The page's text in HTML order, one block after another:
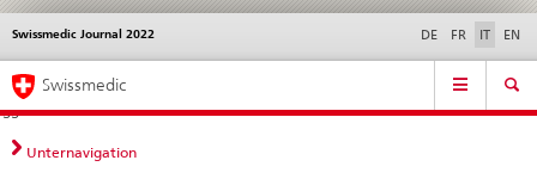
Navigazione
diretta:
novità,
aspetti
Novità &
norme
Contatto | Supporto &
aiuto
Swissmedic Journal 2022 DE FR IT EN
Service
Navigation
Swissmedic
Unternavigation